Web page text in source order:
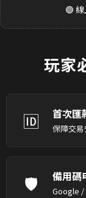
🟢
玩家
🆔 首次匯
保障交
🛡️ 備用碼
Google /